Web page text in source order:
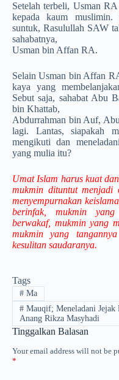
Setelah terbeli, Usman
kepada kaum
suntuk, Rasulullah SAW
sahabatnya,
Usman bin Affan RA.
Selain Usman bin Affan
kaya yang
Sebut saja, sahabat Abu
bin Khattab,
Abdurrahman bin Auf,
lagi. Lantas, siapakah
mengikuti dan
yang mulia itu?
Umat Islam harus kuat
mukmin dituntut
menyempurnakan
berinfak, mukmin
berwakaf, mukmin yang
mukmin yang
kesulitan saudaranya.
Tags
#Ma
#Mauqif; Meneladani Jejak
Anang Rikza Masyhadi
Tinggalkan Balasan
Your email address will not be
*